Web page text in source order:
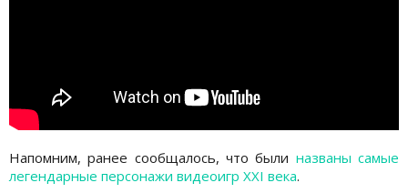
Напомним, ранее сообщалось, что были названы самые
легендарные персонажи видеоигр XXI века.